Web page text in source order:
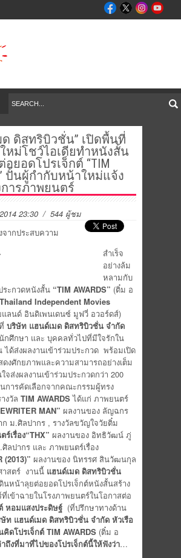
ด ดิสทริบิวชั่น” เปิดพื้นที่
หม่โชว์ไอเดียทำหนังสั้น
ยอดโปรเจ็กต์ “TIM
ปั้นผู้กำกับหน้าใหม่แจ้ง
การภาพยนตร์
23:30 / 544 ผู้ชม
ระสบความ
สำเร็จ
อย่างล้ม
หลามกับ
ระกวดหนังสั้น “TIM AWARDS” (ติ๋ม อ
Thailand Independent Movies
แลนด์ อินดิเพนเดนซ์ มูฟวี่ อวอร์ดส์)
บริษัท แฮนด์เมด ดิสทริบิวชั่น จำกัด
กศึกษา และ บุคคลทั่วไปที่มีใจรักใน
ได้ส่งผลงานเข้าร่วมประกวด พร้อมเปิด
งศักยภาพและความสามารถอย่างเต็ม
ส่งผลงานเข้าร่วมประกวดกว่า 200
การคัดเลือกจากคณะกรรมผู้ทรง
งวัล TIM AWARDSได้แก่ ภาพยนตร์
MAN” ผลงานของ ลัญฉกร
ม.ศิลปากร , รางวัลขวัญใจวัยติ๋ม
ร์เรื่อง“THX” ผลงานของ อิทธิวัฒน์ ภู่
ปากร และ ภาพยนตร์เรื่อง
(2013)” ผลงานของ นิทรรศ สินวัฒนกุล
าสตร์ งานนี้ แฮนด์เมด ดิสทริบิวชั่น
นหน้าลุยต่อยอดโปรเจ็กต์หนังสั้นสร้าง
เข้าฉายในโรงภาพยนตร์ในโอกาสต่อ
หอมแสงประดิษฐ์ (ที่ปรึกษาทางด้าน
ท แฮนด์เมด ดิสทริบิวชั่น จำกัด หัวเรือ
ดโปรเจ็กต์ TIM AWARDS (ติ๋ม อ
าถึงที่มาที่ไปของโปรเจ็กต์นี้ให้ฟังว่า…